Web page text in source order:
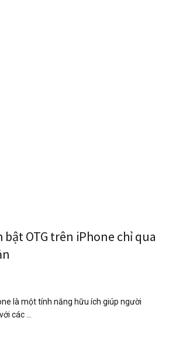
bật OTG trên iPhone chỉ qua
là một tính năng hữu ích giúp người
các ...